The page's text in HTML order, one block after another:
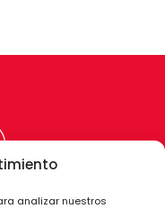
analizar nuestros